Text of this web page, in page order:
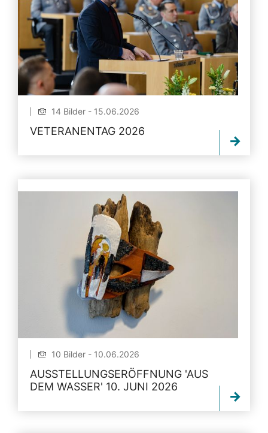
14 Bilder - 15.06.2026
VETERANENTAG 2026
10 Bilder - 10.06.2026
AUSSTELLUNGSERÖFFNUNG 'AUS
DEM WASSER' 10. JUNI 2026